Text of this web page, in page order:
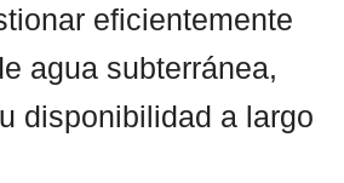
eficientemente
agua subterránea,
disponibilidad a largo